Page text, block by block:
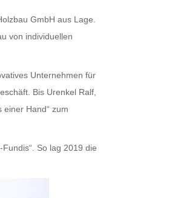
GmbH aus Lage.
von individuellen
Unternehmen für
Bis Urenkel Ralf,
Hand“ zum
So lag 2019 die